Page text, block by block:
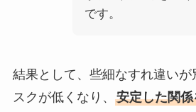
です。
結果として、些細なすれ違いが
スクが低くなり、 安定した関